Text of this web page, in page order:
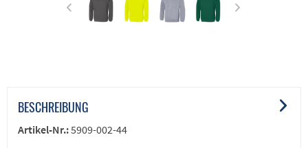
BESCHREIBUNG
Artikel-Nr.:5909-002-44